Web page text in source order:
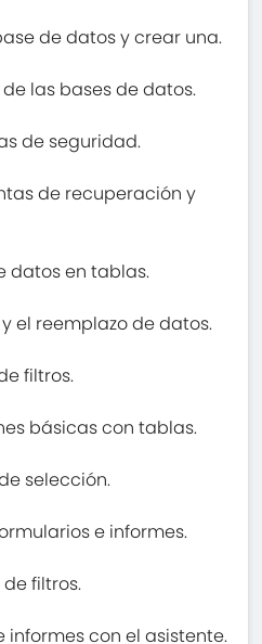
de datos y crear una.
las bases de datos.
de seguridad.
de recuperación y
datos en tablas.
el reemplazo de datos.
filtros.
básicas con tablas.
selección.
e informes.
filtros.
informes con el asistente.